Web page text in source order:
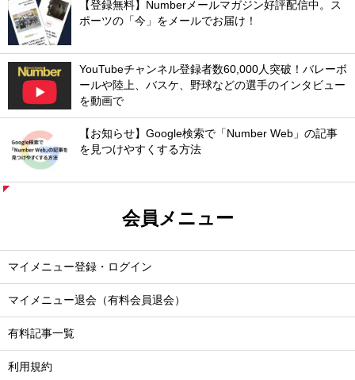
【登録無料】Numberメールマガジン好評配信中。ス
ポーツの「今」をメールでお届け！
YouTubeチャンネル登録者数60,000人突破！バレーボ
ールや陸上、バスケ、野球などの選手のインタビュー
を動画で
【お知らせ】Google検索で「Number Web」の記事
を見つけやすくする方法
会員メニュー
マイメニュー登録・ログイン
マイメニュー退会（有料会員退会）
有料記事一覧
利用規約